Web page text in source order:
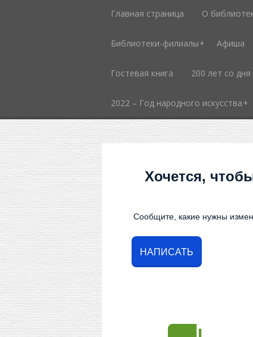
Главная страница О
Библиотеки-филиалы Афиша
Гостевая книга 200 лет со
2022 – Год народного искусства
Хочется,
Сообщите, какие нужны
НАПИСАТЬ